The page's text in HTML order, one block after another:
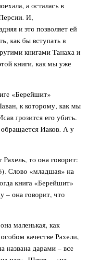
а осталась в
И,
и это позволяет ей
как бы вступать в
книгами Танаха и
книги, как мы уже
«Берейшит»
к которому, как мы
грозится его убить.
Иаков. А у
то она говорит:
Слово «младшая» на
книга «Берейшит»
– она говорит, что
маленькая, как
качестве Рахели,
названа дарами – все